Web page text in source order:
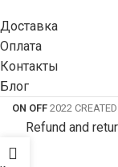
Доставка
Оплата
Контакты
Блог
ON OFF 2022
Refund and